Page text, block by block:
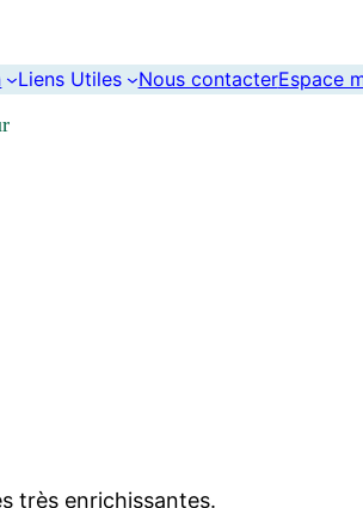
Liens Utiles Nous contacterEspace
très enrichissantes.